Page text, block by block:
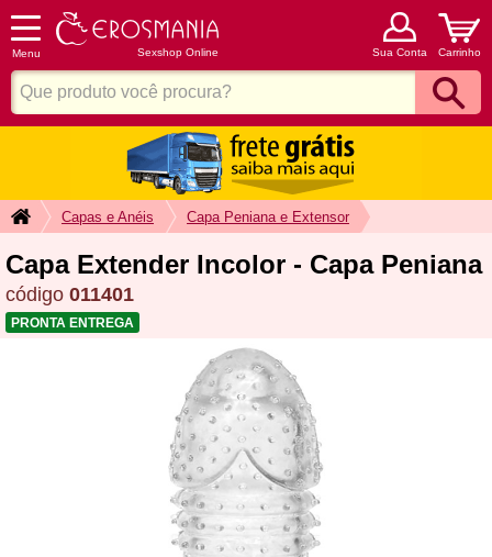
Menu Sexshop Online Sua Conta Carrinho
Capas e Anéis Capa Peniana e Extensor
Capa Extender Incolor - Capa Peniana
código 011401
PRONTA ENTREGA